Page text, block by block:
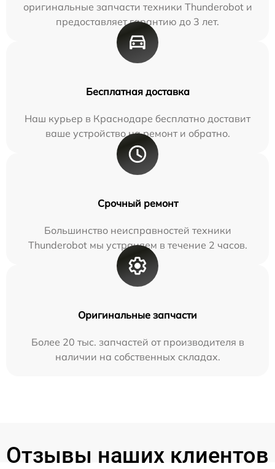
оригинальные запчасти техники Thunderobot и
предоставляет гарантию до 3 лет.
Бесплатная доставка
Наш курьер в Краснодаре бесплатно доставит
ваше устройство на ремонт и обратно.
Срочный ремонт
Большинство неисправностей техники
Thunderobot мы устраняем в течение 2 часов.
Оригинальные запчасти
Более 20 тыс. запчастей от производителя в
наличии на собственных складах.
Отзывы наших клиентов